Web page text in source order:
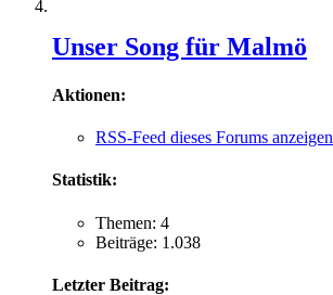
Unser Song für Malmö
Aktionen:
RSS-Feed dieses Forums anzeigen
Statistik:
Themen: 4
Beiträge: 1.038
Letzter Beitrag: